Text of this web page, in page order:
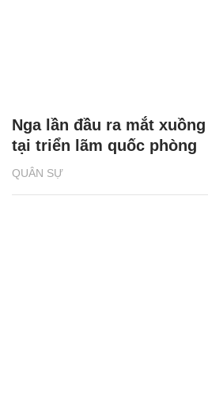
QUÂN SỰ
Nga lần đầu ra mắt
tại triển lãm quốc phòng